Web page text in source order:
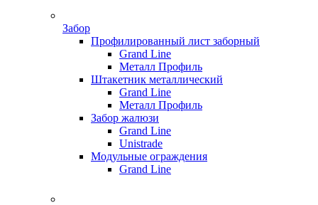
Забор
Профилированный лист заборный
Grand Line
Металл Профиль
Штакетник металлический
Grand Line
Металл Профиль
Забор жалюзи
Grand Line
Unistrade
Модульные ограждения
Grand Line